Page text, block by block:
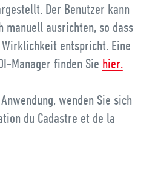
Der Benutzer kann
manuell ausrichten, so dass
entspricht. Eine
Manager finden Sie hier.
wenden Sie sich
du Cadastre et de la